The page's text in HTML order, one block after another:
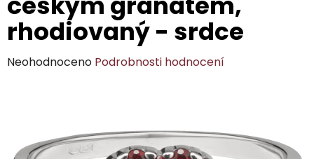
rhodiovaný - srdce
Průměrné
Neohodnoceno Podrobnosti hodnocení